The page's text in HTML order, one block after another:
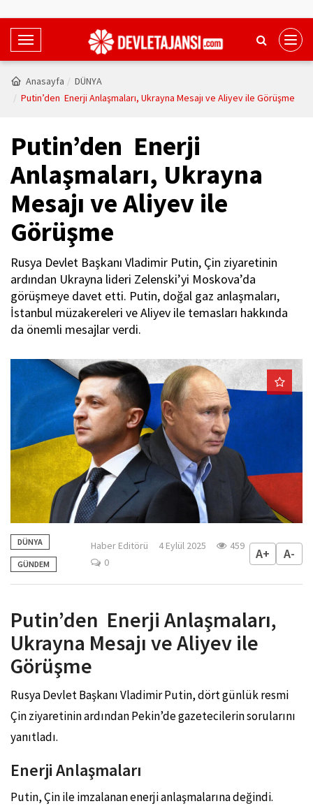
T
o
g
g
N
i
g
a
t
i
o
n
Anasayfa
DÜNYA
Putin’den Enerji Anlaşmaları, Ukrayna Mesajı ve Aliyev ile Görüşme
Putin’den Enerji
Anlaşmaları, Ukrayna
Mesajı ve Aliyev ile
Görüşme
Rusya Devlet Başkanı Vladimir Putin, Çin ziyaretinin
ardından Ukrayna lideri Zelenski’yi Moskova’da
görüşmeye davet etti. Putin, doğal gaz anlaşmaları,
İstanbul müzakereleri ve Aliyev ile temasları hakkında
da önemli mesajlar verdi.
DÜNYA
GÜNDEM
Haber Editörü 4 Eylül 2025
459
0
A+ A-
Putin’den Enerji Anlaşmaları,
Ukrayna Mesajı ve Aliyev ile
Görüşme
Rusya Devlet Başkanı Vladimir Putin, dört günlük resmi
Çin ziyaretinin ardından Pekin’de gazetecilerin sorularını
yanıtladı.
Enerji Anlaşmaları
Putin, Çin ile imzalanan enerji anlaşmalarına değindi.